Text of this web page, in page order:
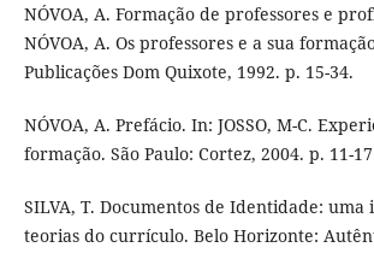
NÓVOA, A. Formação de professores e
NÓVOA, A. Os professores e a sua
Publicações Dom Quixote, 1992. p. 15-34.
NÓVOA, A. Prefácio. In: JOSSO, M-C.
formação. São Paulo: Cortez, 2004. p. 11-
SILVA, T. Documentos de Identidade: uma
teorias do currículo. Belo Horizonte: